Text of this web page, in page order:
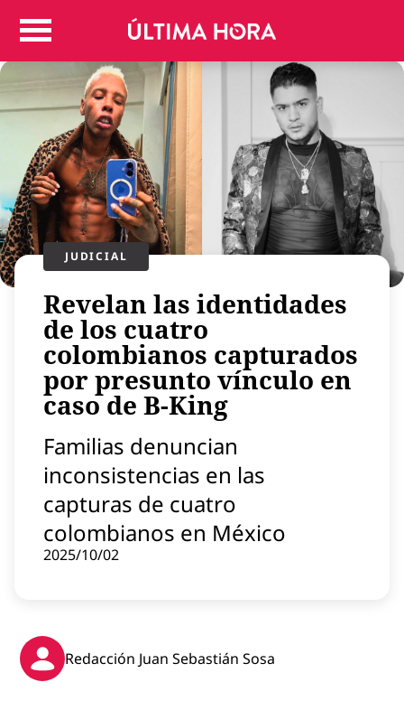
Colombia
Judicial
Politica
Regiones
Deportes
Positivas
Entretenimiento
Vida
Mundo
Virales
Tecnología
Economía
Estilo de vida
Contenido patrocinado
Instagram
JUDICIAL
Revelan las identidades
de los cuatro
colombianos capturados
por presunto vínculo en
caso de B-King
Familias denuncian
inconsistencias en las
capturas de cuatro
colombianos en México
2025/10/02
Redacción Juan Sebastián Sosa